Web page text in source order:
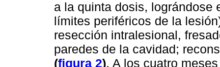
a la quinta dosis, lográndose
límites periféricos de la
resección intralesional,
paredes de la cavidad;
(figura 2). A los cuatro